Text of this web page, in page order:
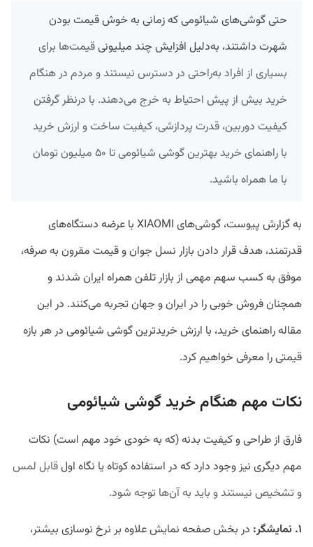
حتی گوشی‌های شیائومی که زمانی به خوش قیمت بودن
شهرت داشتند، به‌دلیل افزایش چند میلیونیقیمت‌ها برای
بسیاری از افراد به‌راحتی در دسترس نیستند و مردم در هنگام
خرید بیش از پیش احتیاط به خرج می‌دهند. با درنظر گرفتن
کیفیت دوربین، قدرت پردازشی، کیفیت ساخت و ارزش خرید
با راهنمای خرید بهترین گوشی شیائومی تا ۵۰ میلیون تومان
با ما همراه باشید.
به گزارش پیوست، گوشی‌های XIAOMI با عرضه دستگاه‌های
قدرتمند، هدف قرار دادن بازار نسل جوان و قیمت مقرون به صرفه،
موفق به کسب سهم مهمی از بازار تلفن همراه ایران شدند و
همچنان فروش خوبی را در ایران و جهان تجربه می‌کنند. در این
مقاله راهنمای خرید، با ارزش خریدترین گوشی شیائومی در هر بازه
قیمتی را معرفی خواهیم کرد.
نکات مهم هنگام خرید گوشی شیائومی
فارق از طراحی و کیفیت بدنه (که به خودی خود مهم است) نکات
مهم دیگری نیز وجود دارد که در استفاده کوتاه یا نگاه اولقابل لمس
و تشخیص نیستندو باید به آن‌ها توجه شود.
۱. نمایشگر:
در بخش صفحه نمایش علاوه بر نرخ نوسازی بیشتر،